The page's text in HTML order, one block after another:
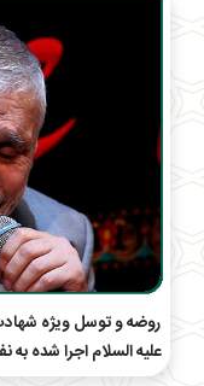
روضه و توسل ویژه
علیه السلام اجرا شده